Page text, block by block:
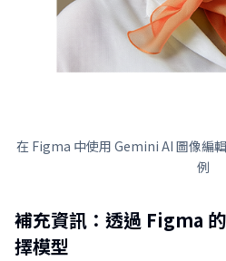
在 Figma 中使用 Gemini AI 圖像編
例
補充資訊：透過 Figma
擇模型